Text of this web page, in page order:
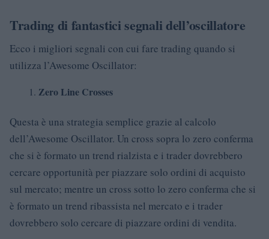
Trading di fantastici segnali dell’oscillatore
Ecco i migliori segnali con cui fare trading quando si
utilizza l’Awesome Oscillator:
Zero Line Crosses
Questa è una strategia semplice grazie al calcolo
dell’Awesome Oscillator. Un cross sopra lo zero conferma
che si è formato un trend rialzista e i trader dovrebbero
cercare opportunità per piazzare solo ordini di acquisto
sul mercato; mentre un cross sotto lo zero conferma che si
è formato un trend ribassista nel mercato e i trader
dovrebbero solo cercare di piazzare ordini di vendita.